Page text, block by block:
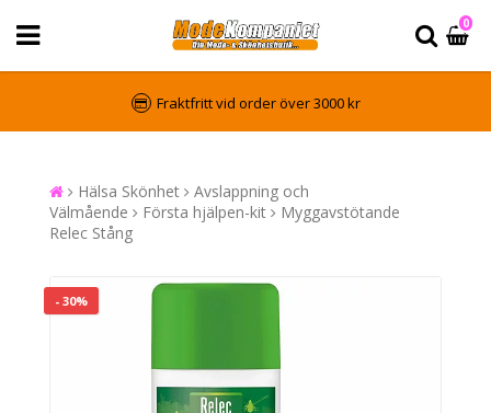
0
Fraktfritt vid order över 3000 kr
Hälsa Skönhet
Avslappning och
Välmående
Första hjälpen-kit
Myggavstötande
Relec Stång
- 30%